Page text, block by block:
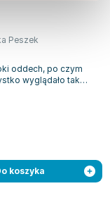
Peszek
oddech, po czym
wyglądało tak
gęstej,...
koszyka